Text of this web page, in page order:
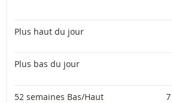
Plus haut du jour
Plus bas du jour
52 semaines Bas/Haut